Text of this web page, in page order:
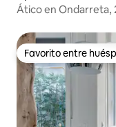
Ático en Ondarreta,
Favorito entre
Favorito entre